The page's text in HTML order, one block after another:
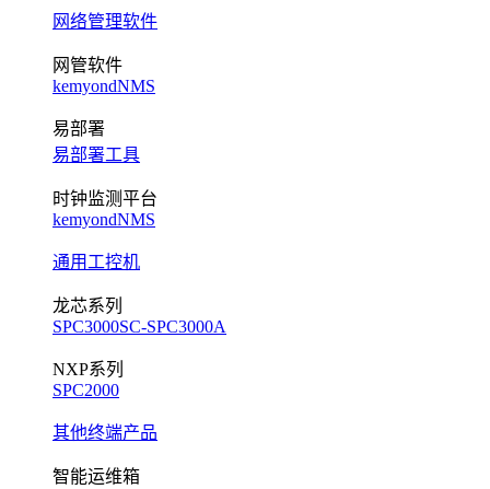
网络管理软件
网管软件
kemyondNMS
易部署
易部署工具
时钟监测平台
kemyondNMS
通用工控机
龙芯系列
SPC3000SC-SPC3000A
NXP系列
SPC2000
其他终端产品
智能运维箱